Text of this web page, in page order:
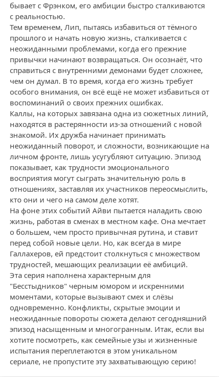
бывает с Фрэнком, его амбиции быстро сталкиваются
с реальностью.
Тем временем, Лип, пытаясь избавиться от тёмного
прошлого и начать новую жизнь, сталкивается с
неожиданными проблемами, когда его прежние
привычки начинают возвращаться. Он осознаёт, что
справиться с внутренними демонами будет сложнее,
чем он думал. В то время, когда его жизнь требует
особого внимания, он всё ещё не может избавиться от
воспоминаний о своих прежних ошибках.
Каллы, на которых завязана одна из сюжетных линий,
находятся в растерянности из-за отношений с новой
знакомой. Их дружба начинает принимать
неожиданный поворот, и сложности, возникающие на
личном фронте, лишь усугубляют ситуацию. Эпизод
показывает, как трудности эмоционального
восприятия могут сыграть значительную роль в
отношениях, заставляя их участников переосмыслить,
кто они и чего на самом деле хотят.
На фоне этих событий Айви пытается наладить свою
жизнь, работая в сменах в местном кафе. Она мечтает
о большем, чем просто привычная рутина, и ставит
перед собой новые цели. Но, как всегда в мире
Галлахеров, ей предстоит столкнуться с множеством
трудностей, мешающих реализации её амбиций.
Эта серия наполнена характерным для
"Бесстыдников" черным юмором и искренними
моментами, которые вызывают смех и слёзы
одновременно. Конфликты, скрытые эмоции и
неожиданные повороты сюжета делают сегодняшний
эпизод насыщенным и многогранным. Итак, если вы
хотите посмотреть, как семейные узы и жизненные
испытания переплетаются в этом уникальном
сериале, не пропустите эту захватывающую серию!